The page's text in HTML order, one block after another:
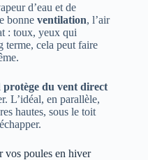
d’eau et de
bonne ventilation, l’air
: toux, yeux qui
terme, cela peut faire
protège du vent direct
L’idéal, en parallèle,
hautes, sous le toit
vos poules en hiver